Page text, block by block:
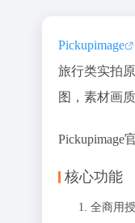
Pickupimage
旅行类实拍
图，素材画
Pickupimage
核心功能
全商用